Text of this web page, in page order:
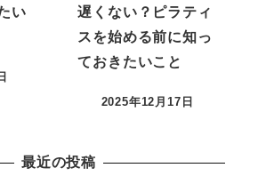
い
遅くない？ピラティ
スを始める前に知っ
ておきたいこと
2025年12月17日
最近の投稿